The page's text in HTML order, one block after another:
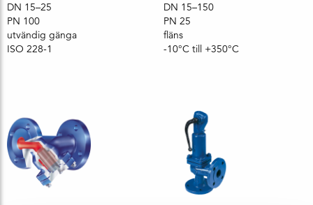
DN 15–25
PN 100
utvändig gänga
ISO 228-1
DN 15–150
PN 25
fläns
-10°C till +350°C